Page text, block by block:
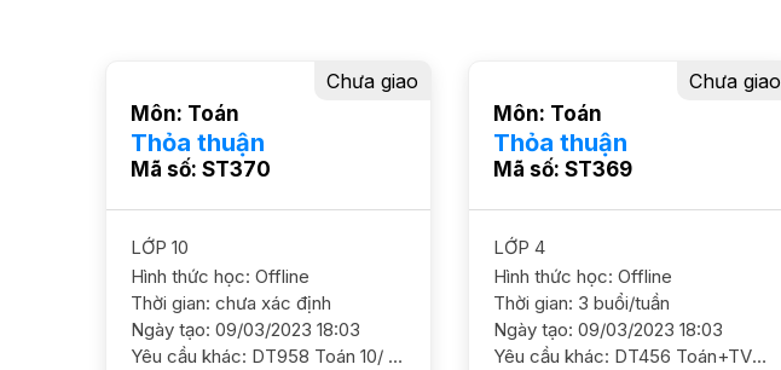
Môn: Toán
Thỏa thuận
Mã số: ST370
Chưa giao
LỚP 10
Hình thức học: Offline
Thời gian: chưa xác định
Ngày tạo: 09/03/2023 18:03
Yêu cầu khác: DT958 Toán 10/ HS nữ/ HL TB Toán đại TBK, Toán hình TB. Cần ôn luyện chắc kiến thức đặc biệt Toán hình sau đó nâng cao dần. Mục tiêu 8+ ĐC CC Housinco Phùng Khoang - p Trung Văn - Nam Từ Liêm GS NỮ, nghiêm khắc Học phí 180-220
Môn: Toán
Thỏa thuận
Mã số: ST369
Chưa giao
LỚP 4
Hình thức học: Offline
Thời gian: 3 buổi/tuần
Ngày tạo: 09/03/2023 18:03
Yêu cầu khác: DT456 Toán+TV 4/ HS nam/ HL khá giỏi Cần ôn luyện thêm, mục tiêu thi Cầu Giấy YC GS chuyên ngành Sư phạm tiểu học ĐC Trung Kính Lịch học 3b/tuần Học phí 150-170